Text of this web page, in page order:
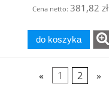
Cena netto: 381,82 zł
do koszyka
« 1 2 »